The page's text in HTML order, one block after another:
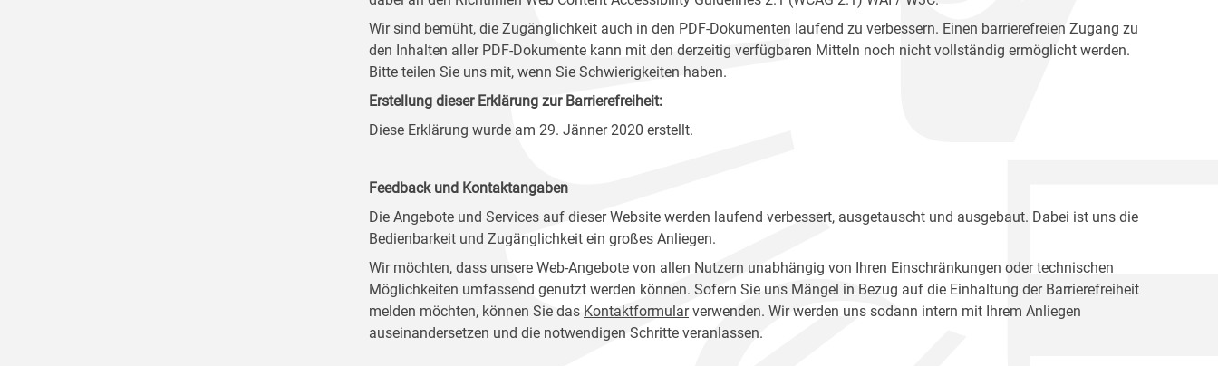
Wir sind bemüht, die Zugänglichkeit auch in den PDF-Dokumenten laufend zu verbessern. Einen barrierefreien Zugang zu
den Inhalten aller PDF-Dokumente kann mit den derzeitig verfügbaren Mitteln noch nicht vollständig ermöglicht werden.
Bitte teilen Sie uns mit, wenn Sie Schwierigkeiten haben.
Erstellung dieser Erklärung zur Barrierefreiheit:
Diese Erklärung wurde am 29. Jänner 2020 erstellt.
Feedback und Kontaktangaben
Die Angebote und Services auf dieser Website werden laufend verbessert, ausgetauscht und ausgebaut. Dabei ist uns die
Bedienbarkeit und Zugänglichkeit ein großes Anliegen.
Wir möchten, dass unsere Web-Angebote von allen Nutzern unabhängig von Ihren Einschränkungen oder technischen
Möglichkeiten umfassend genutzt werden können. Sofern Sie uns Mängel in Bezug auf die Einhaltung der Barrierefreiheit
melden möchten, können Sie das Kontaktformularverwenden. Wir werden uns sodann intern mit Ihrem Anliegen
auseinandersetzen und die notwendigen Schritte veranlassen.